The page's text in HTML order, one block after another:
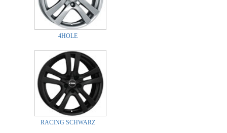
4HOLE
RACING SCHWARZ